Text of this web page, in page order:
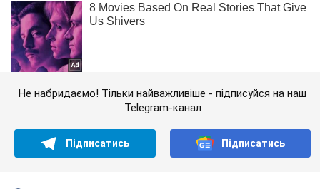
Не набридаємо! Тільки найважливіше - підписуйся на наш
Telegram-канал
Підписатись Підписатись